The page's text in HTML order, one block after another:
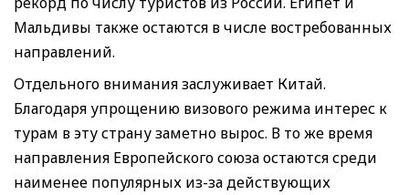
Мальдивы также остаются в числе востребованных
направлений.
Отдельного внимания заслуживает Китай.
Благодаря упрощению визового режима интерес к
турам в эту страну заметно вырос. В то же время
направления Европейского союза остаются среди
наименее популярных из-за действующих